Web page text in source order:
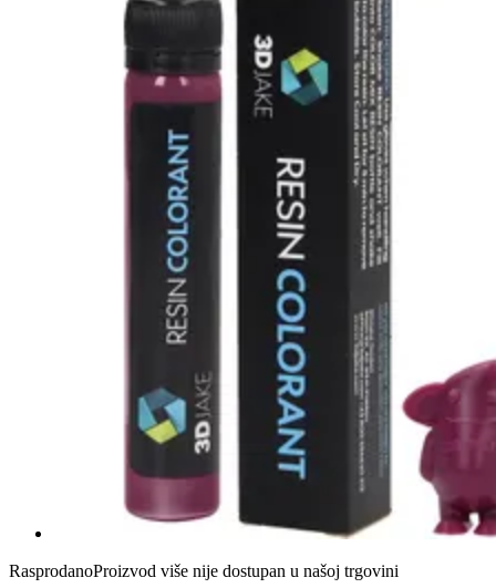
RasprodanoProizvod više nije dostupan u našoj trgovini